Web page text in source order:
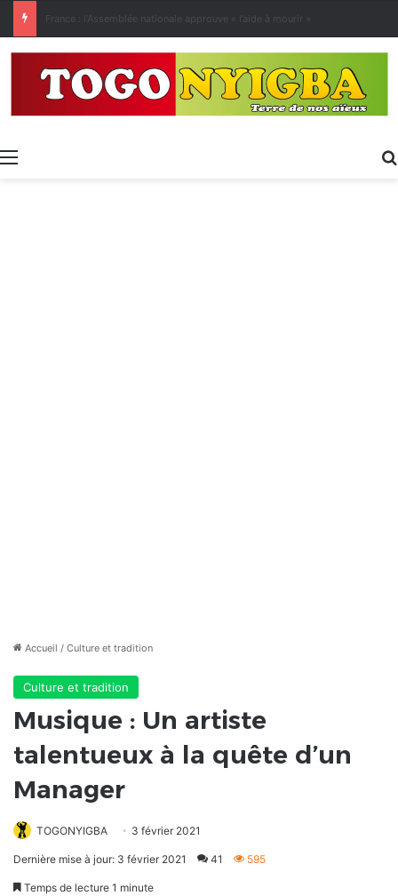
Menu
Accueil / Culture et tradition
Culture et tradition
Musique : Un artiste
talentueux à la quête d’un
Manager
TOGONYIGBA 3 février 2021
Dernière mise à jour: 3 février 2021 41 595
Temps de lecture 1 minute